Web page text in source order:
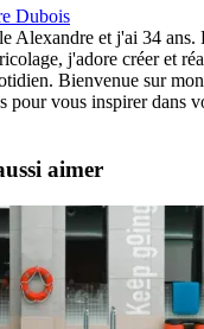
Dubois
Alexandre et j'ai 34 ans.
j'adore créer et
Bienvenue sur
pour vous inspirer dans
aimer